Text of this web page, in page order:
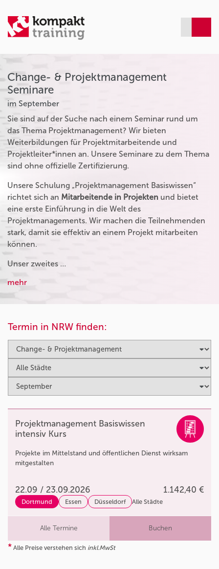
Change- & Projektmanagement
Seminare
im September
Sie sind auf der Suche nach einem Seminar rund um
das Thema Projektmanagement? Wir bieten
Weiterbildungen für Projektmitarbeitende und
Projektleiter*innen an. Unsere Seminare zu dem Thema
sind ohne offizielle Zertifizierung.
Unsere Schulung „Projektmanagement Basiswissen“
richtet sich an Mitarbeitende in Projekten und bietet
eine erste Einführung in die Welt des
Projektmanagements. Wir machen die Teilnehmenden
stark, damit sie effektiv an einem Projekt mitarbeiten
können.
Unser zweites …
mehr
Termin in NRW finden:
Projektmanagement Basiswissen
intensiv Kurs
Projekte im Mittelstand und öffentlichen Dienst wirksam
mitgestalten
22.09 / 23.09.2026 1.142,40 €
Dortmund Essen Düsseldorf Alle Städte
Alle Termine Buchen
* Alle Preise verstehen sich inkl.MwSt